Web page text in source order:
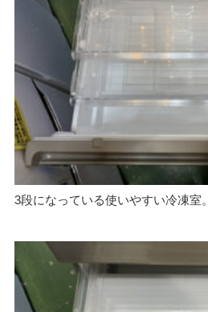
3段になっている使いやすい冷凍室。